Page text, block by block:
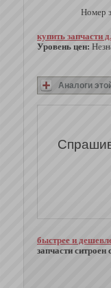
Номер
купить запчасти
Уровень цен:
Аналоги
быстрее и
запчасти ситроен